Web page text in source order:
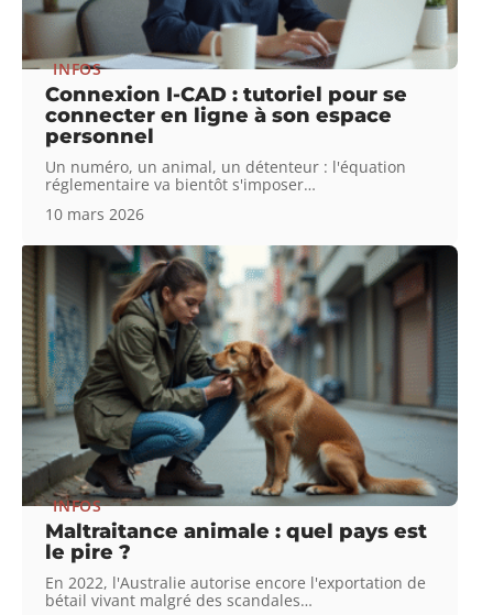
INFOS
Connexion I-CAD : tutoriel pour se
connecter en ligne à son espace
personnel
Un numéro, un animal, un détenteur : l'équation
réglementaire va bientôt s'imposer…
10 mars 2026
INFOS
Maltraitance animale : quel pays est
le pire ?
En 2022, l'Australie autorise encore l'exportation de
bétail vivant malgré des scandales…